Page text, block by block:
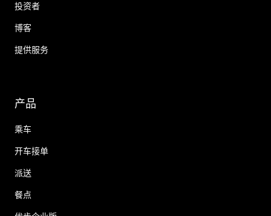
投资者
博客
提供服务
产品
乘车
开车接单
派送
餐点